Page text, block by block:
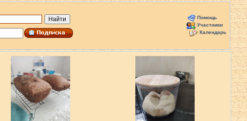
Помощь
Участники
Календарь